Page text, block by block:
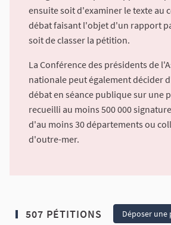
ensuite soit d'examiner le texte au
débat faisant l'objet d'un rapport
soit de classer la pétition.
La Conférence des présidents de
nationale peut également décider
débat en séance publique sur une
recueilli au moins 500 000
d'au moins 30 départements ou
d'outre-mer.
507 PÉTITIONS Déposer une